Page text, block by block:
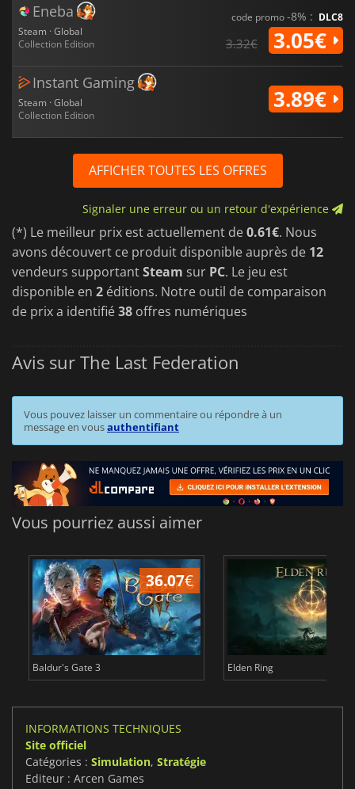
Eneba
Steam · Global
Collection Edition
code promo-8% : DLC8
3.32€ 3.05€
Instant Gaming
Steam · Global
Collection Edition
3.89€
AFFICHER TOUTES LES OFFRES
Signaler une erreur ou un retour d'expérience
(*) Le meilleur prix est actuellement de0.61€. Nous
avons découvert ce produit disponible auprès de 12
vendeurs supportantSteam sur PC. Le jeu est
disponible en 2 éditions. Notre outil de comparaison
de prix a identifié38 offres numériques
Avis sur The Last Federation
Vous pouvez laisser un commentaire ou répondre à un
message en vousauthentifiant
Vous pourriez aussi aimer
36.07€
Baldur's Gate 3 Elden Ring
INFORMATIONS TECHNIQUES
Site officiel
Catégories : Simulation, Stratégie
Editeur : Arcen Games